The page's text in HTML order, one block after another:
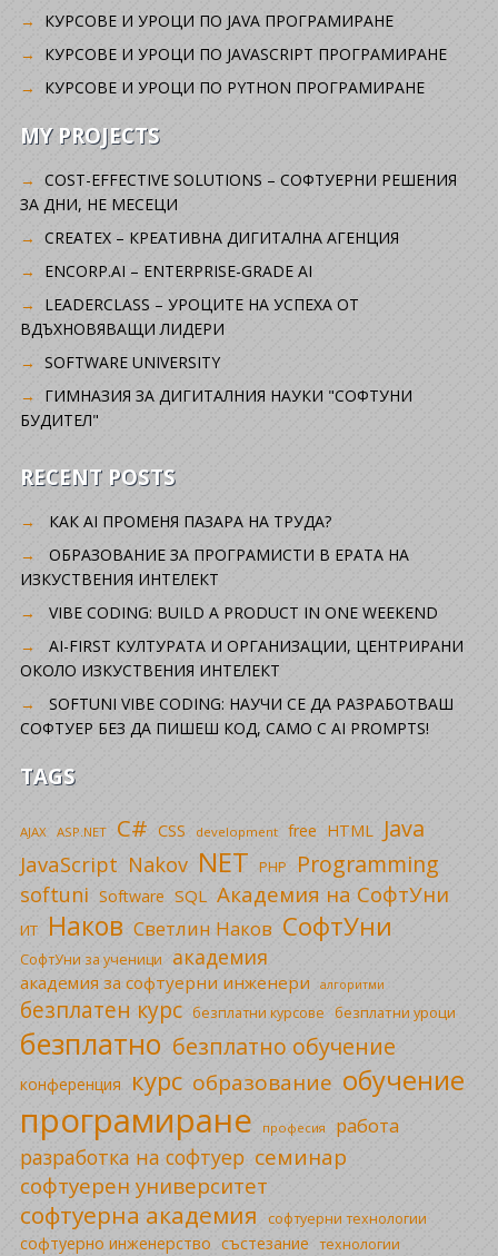
КУРСОВЕ И УРОЦИ ПО JAVA ПРОГРАМИРАНЕ
КУРСОВЕ И УРОЦИ ПО JAVASCRIPT ПРОГРАМИРАНЕ
КУРСОВЕ И УРОЦИ ПО PYTHON ПРОГРАМИРАНЕ
MY PROJECTS
COST-EFFECTIVE SOLUTIONS – СОФТУЕРНИ РЕШЕНИЯ
ЗА ДНИ, НЕ МЕСЕЦИ
CREATEX – КРЕАТИВНА ДИГИТАЛНА АГЕНЦИЯ
ENCORP.AI – ENTERPRISE-GRADE AI
LEADERCLASS – УРОЦИТЕ НА УСПЕХА ОТ
ВДЪХНОВЯВАЩИ ЛИДЕРИ
SOFTWARE UNIVERSITY
ГИМНАЗИЯ ЗА ДИГИТАЛНИЯ НАУКИ "СОФТУНИ
БУДИТЕЛ"
RECENT POSTS
КАК AI ПРОМЕНЯ ПАЗАРА НА ТРУДА?
ОБРАЗОВАНИЕ ЗА ПРОГРАМИСТИ В ЕРАТА НА
ИЗКУСТВЕНИЯ ИНТЕЛЕКТ
VIBE CODING: BUILD A PRODUCT IN ONE WEEKEND
AI-FIRST КУЛТУРАТА И ОРГАНИЗАЦИИ, ЦЕНТРИРАНИ
ОКОЛО ИЗКУСТВЕНИЯ ИНТЕЛЕКТ
SOFTUNI VIBE CODING: НАУЧИ СЕ ДА РАЗРАБОТВАШ
СОФТУЕР БЕЗ ДА ПИШЕШ КОД, САМО С AI PROMPTS!
TAGS
AJAX ASP.NET C# CSS development free HTML Java
JavaScript Nakov NET PHP Programming
softuni Software SQL Академия на СофтУни
ИТ Наков Светлин Наков СофтУни
СофтУни за ученици академия
академия за софтуерни инженери алгоритми
безплатен курс безплатни курсове безплатни уроци
безплатно безплатно обучение
конференция курс образование обучение
програмиране професия работа
разработка на софтуер семинар
софтуерен университет
софтуерна академия софтуерни технологии
софтуерно инженерство състезание технологии